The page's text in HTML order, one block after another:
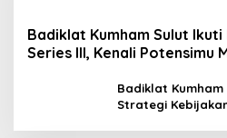
Badiklat Kumham Sulut
Series III, Kenali Potensimu
Badiklat Kumham
Strategi